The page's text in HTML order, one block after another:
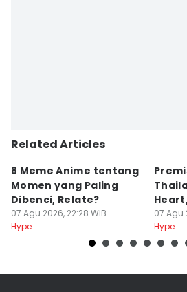
Related Articles
8 Meme Anime tentang
Momen yang Paling
Dibenci, Relate?
07 Agu 2026, 22:28 WIB
Hype
07 Agu
Hype